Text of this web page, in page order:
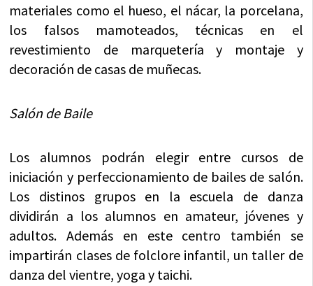
materiales como el hueso, el nácar, la porcelana,
los falsos mamoteados, técnicas en el
revestimiento de marquetería y montaje y
decoración de casas de muñecas.
Salón de Baile
Los alumnos podrán elegir entre cursos de
iniciación y perfeccionamiento de bailes de salón.
Los distinos grupos en la escuela de danza
dividirán a los alumnos en amateur, jóvenes y
adultos. Además en este centro también se
impartirán clases de folclore infantil, un taller de
danza del vientre, yoga y taichi.